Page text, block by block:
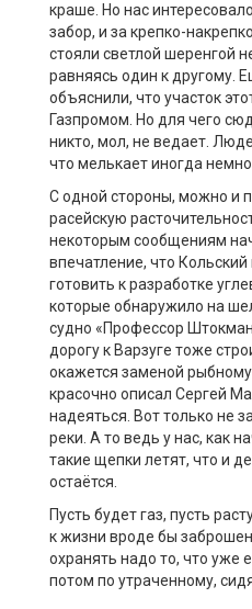
краше. Но нас
забор, и за крепко-
стояли светлой шеренгой
равняясь один к другому.
объяснили, что участок
Газпромом. Но для чего
никто, мол, не ведает.
что мелькает иногда
С одной стороны, можно и
расейскую
некоторым сообщениям
впечатление, что
готовить к разработке
которые обнаружило на
судно «Профессор
дорогу к Варзуге тоже
окажется заменой
красочно описал Сергей
надеяться. Вот только не
реки. А то ведь у нас, как
такие щепки летят, что и
остаётся.
Пусть будет газ, пусть
к жизни вроде бы
охранять надо то, что уже
потом по утраченному,